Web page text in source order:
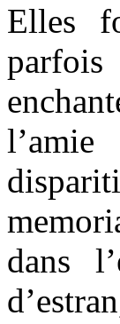
Elles
parfois
dans